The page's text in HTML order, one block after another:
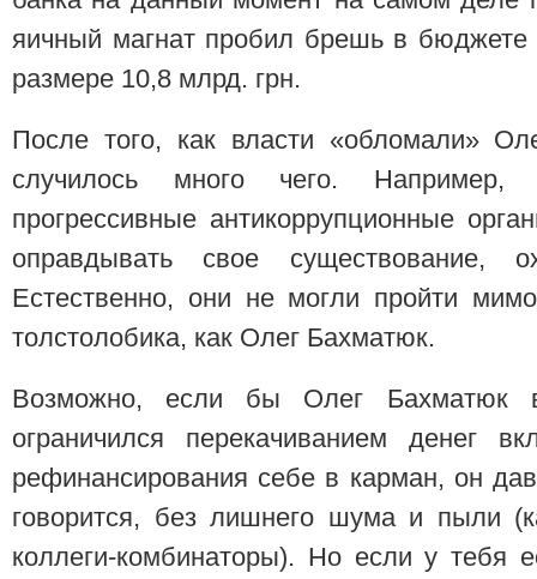
яичный магнат пробил брешь в бюджете
размере 10,8 млрд. грн.
После того, как власти «обломали»
случилось много чего.
прогрессивные антикоррупционные
оправдывать свое
Естественно, они не могли пройти
толстолобика, как Олег Бахматюк.
Возможно, если бы Олег Бахматюк в
ограничился перекачиванием денег
рефинансирования себе в карман, он
говорится, без лишнего шума и пыли
коллеги-комбинаторы). Но если у тебя